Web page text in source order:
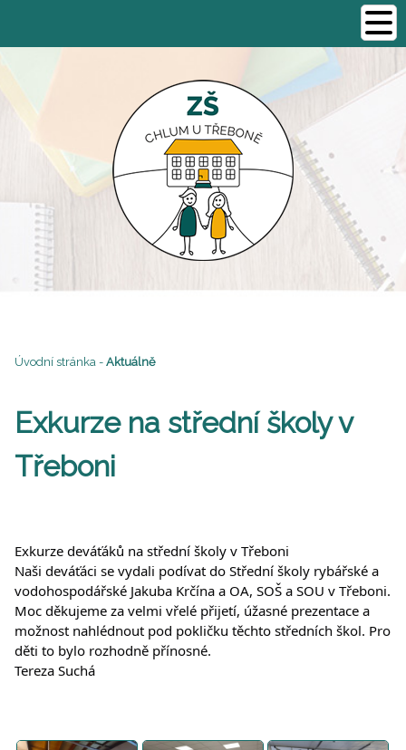
Úvodní stránka - Aktuálně
Exkurze na střední školy v
Třeboni
Exkurze deváťáků na střední školy v Třeboni
Naši deváťáci se vydali podívat do Střední školy rybářské a
vodohospodářské Jakuba Krčína a OA, SOŠ a SOU v Třeboni.
Moc děkujeme za velmi vřelé přijetí, úžasné prezentace a
možnost nahlédnout pod pokličku těchto středních škol. Pro
děti to bylo rozhodně přínosné.
Tereza Suchá